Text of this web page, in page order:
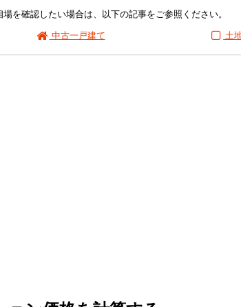
を確認したい場合は、以下の記事をご参照ください。
中古一戸建て 土